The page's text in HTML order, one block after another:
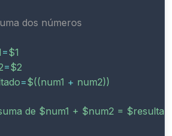
dos números
=$1
=$2
=$((num1 + num2))
de $num1 + $num2 =